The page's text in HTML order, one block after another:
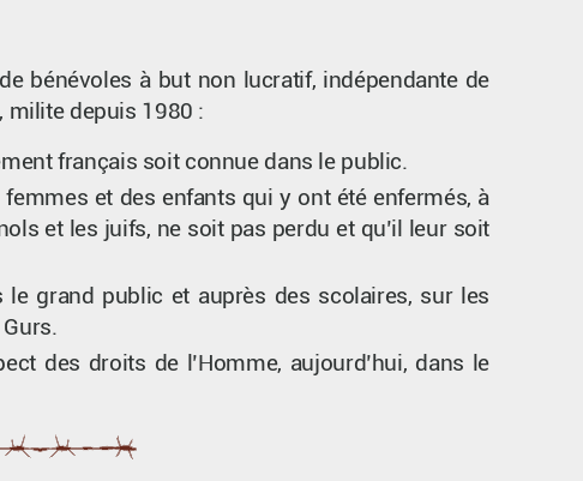
bénévoles à but non lucratif, indépendante de
milite depuis 1980 :
français soit connue dans le public.
et des enfants qui y ont été enfermés, à
et les juifs, ne soit pas perdu et qu’il leur soit
le grand public et auprès des scolaires, sur les
des droits de l’Homme, aujourd’hui, dans le